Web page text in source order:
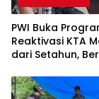
PWI Buka
Reaktivasi KTA
dari Setahun,